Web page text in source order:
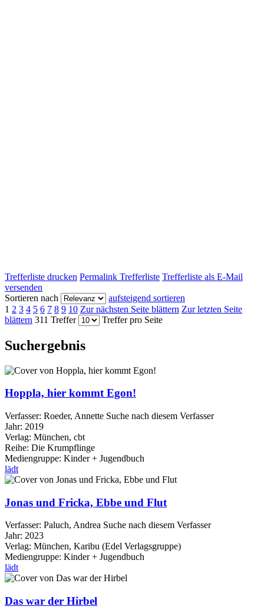
Trefferliste drucken Permalink Trefferliste Trefferliste als E-Mail
versenden
Sortieren nach
aufsteigend sortieren
1 2 3 4 5 6 7 8 9 10 Zur nächsten Seite blättern Zur letzten Seite
blättern 311 Treffer Treffer pro Seite
Suchergebnis
Hoppla, hier kommt Egon!
Verfasser: Roeder, Annette Suche nach diesem Verfasser
Jahr: 2019
Verlag: München, cbt
Reihe: Die Krumpflinge
Mediengruppe: Kinder + Jugendbuch
lädt
Jonas und Fricka, Ebbe und Flut
Verfasser: Paluch, Andrea Suche nach diesem Verfasser
Jahr: 2023
Verlag: München, Karibu (Edel Verlagsgruppe)
Mediengruppe: Kinder + Jugendbuch
lädt
Das war der Hirbel